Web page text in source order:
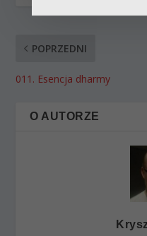
POPRZEDNI
011. Esencja dharmy
O AUTORZE